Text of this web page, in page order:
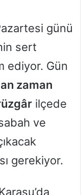
günü
sert
ediyor. Gün
zaman
ilçede
ve
gerekiyor.